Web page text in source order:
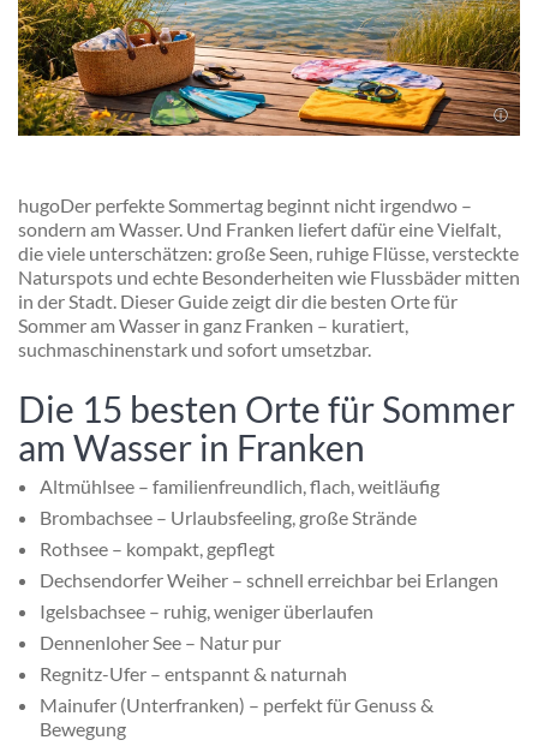
hugoDer perfekte Sommertag beginnt nicht irgendwo –
sondern am Wasser. Und Franken liefert dafür eine Vielfalt,
die viele unterschätzen: große Seen, ruhige Flüsse, versteckte
Naturspots und echte Besonderheiten wie Flussbäder mitten
in der Stadt. Dieser Guide zeigt dir die besten Orte für
Sommer am Wasser in ganz Franken – kuratiert,
suchmaschinenstark und sofort umsetzbar.
Die 15 besten Orte für Sommer
am Wasser in Franken
Altmühlsee – familienfreundlich, flach, weitläufig
Brombachsee – Urlaubsfeeling, große Strände
Rothsee – kompakt, gepflegt
Dechsendorfer Weiher – schnell erreichbar bei Erlangen
Igelsbachsee – ruhig, weniger überlaufen
Dennenloher See – Natur pur
Regnitz-Ufer – entspannt & naturnah
Mainufer (Unterfranken) – perfekt für Genuss &
Bewegung